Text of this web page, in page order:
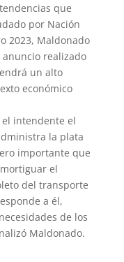
que
por Nación
2023, Maldonado
anuncio realizado
un alto
económico
el intendente el
la plata
importante que
el
del transporte
a él,
de los
Maldonado.